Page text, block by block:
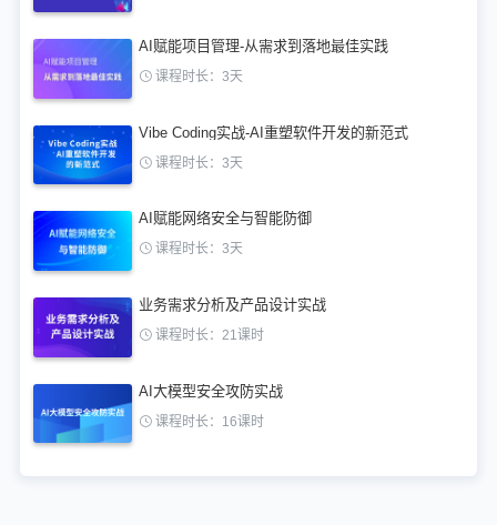
AI赋能项目管理-从需求到落地最佳实践
课程时长：3天
Vibe Coding实战-AI重塑软件开发的新范式
课程时长：3天
AI赋能网络安全与智能防御
课程时长：3天
业务需求分析及产品设计实战
课程时长：21课时
AI大模型安全攻防实战
课程时长：16课时